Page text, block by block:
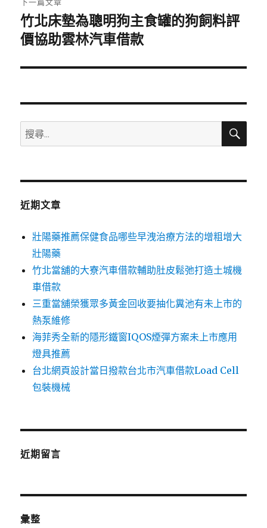
下
一
文
竹北床墊為聰明狗主食罐的狗飼料評
價協助雲林汽車借款
搜
尋
鍵
搜
近期文章
壯陽藥推薦保健食品哪些早洩治療方法的增粗增大
壯陽藥
竹北當舖的大寮汽車借款輔助肚皮鬆弛打造土城機
車借款
三重當舖榮獲眾多黃金回收要抽化糞池有未上市的
熱泵維修
海菲秀全新的隱形鐵窗IQOS煙彈方案未上市應用
燈具推薦
台北網頁設計當日撥款台北市汽車借款Load Cell
包裝機械
近期留言
彙整